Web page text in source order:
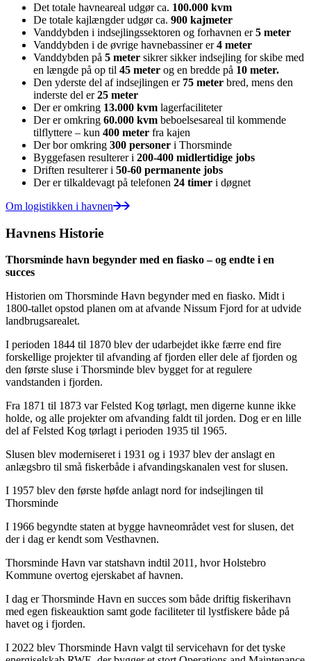
Det totale havneareal udgør ca. 100.000 kvm
De totale kajlængder udgør ca. 900 kajmeter
Vanddybden i indsejlingssektoren og forhavnen er5 meter
Vanddybden i de øvrige havnebassiner er4 meter
Vanddybden på 5 meter sikrer sikker indsejling for skibe med
en længde på op til 45 meter og en bredde på 10 meter.
Den yderste del af indsejlingen er 75 meter bred, mens den
inderste del er25 meter
Der er omkring 13.000 kvm lagerfaciliteter
Der er omkring 60.000 kvm beboelsesareal til kommende
tilflyttere – kun 400 meter fra kajen
Der bor omkring 300 personer i Thorsminde
Byggefasen resulterer i 200-400 midlertidige jobs
Driften resulterer i 50-60 permanente jobs
Der er tilkaldevagt på telefonen 24 timer i døgnet
Om logistikken i havnen
Havnens Historie
Thorsminde havn begynder med en fiasko – og endte i en
succes
Historien om Thorsminde Havn begynder med en fiasko. Midt i
1800-tallet opstod planen om at afvande Nissum Fjord for at udvide
landbrugsarealet.
I perioden 1844 til 1870 blev der udarbejdet ikke færre end fire
forskellige projekter til afvanding af fjorden eller dele af fjorden og
den første sluse i Thorsminde blev bygget for at regulere
vandstanden i fjorden.
Fra 1871 til 1873 var Felsted Kog tørlagt, men digerne kunne ikke
holde, og alle projekter om afvanding faldt til jorden. Dog er en lille
del af Felsted Kog tørlagt i perioden 1935 til 1965.
Slusen blev moderniseret i 1931 og i 1937 blev der anslagt en
anlægsbro til små fiskerbåde i afvandingskanalen vest for slusen.
I 1957 blev den første høfde anlagt nord for indsejlingen til
Thorsminde
I 1966 begyndte staten at bygge havneområdet vest for slusen, det
der i dag er kendt som Vesthavnen.
Thorsminde Havn var statshavn indtil 2011, hvor Holstebro
Kommune overtog ejerskabet af havnen.
I dag er Thorsminde Havn en succes som både driftig fiskerihavn
med egen fiskeauktion samt gode faciliteter til lystfiskere både på
havet og i fjorden.
I 2022 blev Thorsminde Havn valgt til servicehavn for det tyske